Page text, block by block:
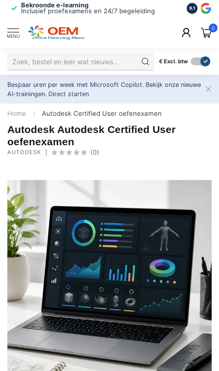
Bekroonde e-learning
Inclusief proefexamens en 24/7 begeleiding
ISO
2.500+
9.1
MENU
0
€ Excl. btw
Bespaar uren per week met Microsoft Copilot. Bekijk onze nieuwe
AI-trainingen. Direct starten
Home / Autodesk Certified User oefenexamen
Autodesk Autodesk Certified User
oefenexamen
AUTODESK (0)